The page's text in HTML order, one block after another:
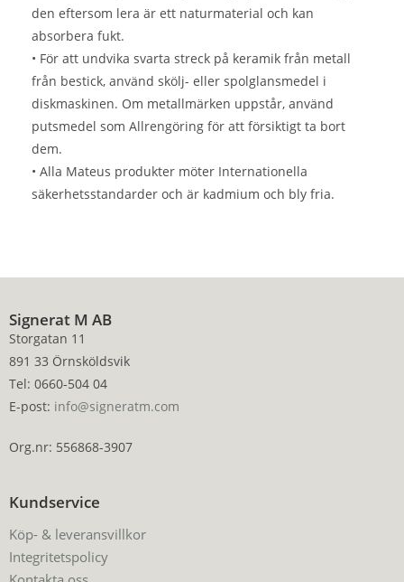
den eftersom lera är ett naturmaterial och kan
absorbera fukt.
• För att undvika svarta streck på keramik från metall
från bestick, använd skölj- eller spolglansmedel i
diskmaskinen. Om metallmärken uppstår, använd
putsmedel som Allrengöring för att försiktigt ta bort
dem.
• Alla Mateus produkter möter Internationella
säkerhetsstandarder och är kadmium och bly fria.
Signerat M AB
Storgatan 11
891 33 Örnsköldsvik
Tel: 0660-504 04
E-post: info@signeratm.com
Org.nr: 556868-3907
Kundservice
Köp- & leveransvillkor
Integritetspolicy